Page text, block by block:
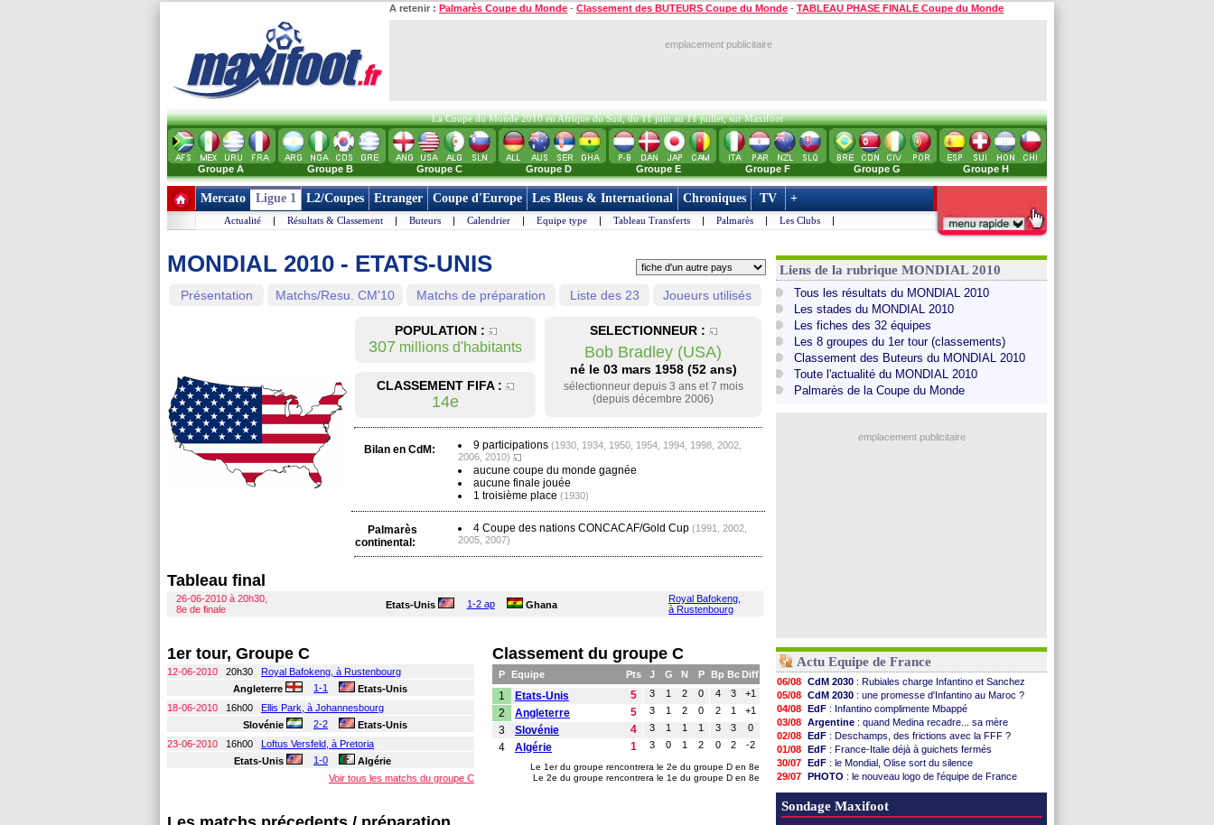
A retenir : Palmarès Coupe du Monde - Classement des BUTEURS Coupe du Monde - TABLEAU PHASE FINALE Coupe du Monde
emplacement publicitaire
La Coupe du Monde 2010 en Afrique du Sud, du 11 juin au 11 juillet, sur Maxifoot
Groupe A Groupe B Groupe C Groupe D Groupe E Groupe F Groupe G Groupe H
Mercato Ligue 1 L2/Coupes Etranger Coupe d'Europe Les Bleus & International Chroniques TV +
Actualité | Résultats & Classement | Buteurs | Calendrier | Equipe type | Tableau Transferts | Palmarès | Les Clubs |
MONDIAL 2010 - ETATS-UNIS
Présentation Matchs/Resu. CM'10 Matchs de préparation Liste des 23 Joueurs utilisés
POPULATION :
307 millions d'habitants
CLASSEMENT FIFA :
14e
SELECTIONNEUR :
Bob Bradley (USA)
né le 03 mars 1958 (52 ans)
sélectionneur depuis 3 ans et 7 mois
(depuis décembre 2006)
Bilan en CdM: 9 participations (1930, 1934, 1950, 1954, 1994, 1998, 2002,
2006, 2010)
aucune coupe du monde gagnée
aucune finale jouée
1 troisième place (1930)
Palmarès
continental:
4 Coupe des nations CONCACAF/Gold Cup (1991, 2002,
2005, 2007)
Tableau final
26-06-2010 à 20h30,
8e de finale
Etats-Unis 1-2 ap Ghana
Royal Bafokeng,
à Rustenbourg
1er tour, Groupe C
12-06-2010 20h30 Royal Bafokeng, à Rustenbourg
Angleterre
1-1
Etats-Unis
18-06-2010 16h00 Ellis Park, à Johannesbourg
Slovénie
2-2
Etats-Unis
23-06-2010 16h00 Loftus Versfeld, à Pretoria
Etats-Unis
1-0
Algérie
Voir tous les matchs du groupe C
Classement du groupe C
P Equipe Pts J G N P Bp Bc Diff
1 Etats-Unis 5 3 1 2 0 4 3 +1
2 Angleterre 5 3 1 2 0 2 1 +1
3 Slovénie 4 3 1 1 1 3 3 0
4 Algérie 1 3 0 1 2 0 2 -2
Le 1er du groupe rencontrera le 2e du groupe D en 8e
Le 2e du groupe rencontrera le 1e du groupe D en 8e
Liens de la rubrique MONDIAL 2010
Tous les résultats du MONDIAL 2010
Les stades du MONDIAL 2010
Les fiches des 32 équipes
Les 8 groupes du 1er tour (classements)
Classement des Buteurs du MONDIAL 2010
Toute l'actualité du MONDIAL 2010
Palmarès de la Coupe du Monde
emplacement publicitaire
Actu Equipe de France
06/08 CdM 2030 : Rubiales charge Infantino et Sanchez
05/08 CdM 2030 : une promesse d'Infantino au Maroc ?
04/08 EdF : Infantino complimente Mbappé
03/08 Argentine : quand Medina recadre... sa mère
02/08 EdF : Deschamps, des frictions avec la FFF ?
01/08 EdF : France-Italie déjà à guichets fermés
30/07 EdF : le Mondial, Olise sort du silence
29/07 PHOTO : le nouveau logo de l'équipe de France
29/07 EdF: Zidane et l'argent, les mots de Diallo
29/07 EdF: Zidane pense déjà à un retour de Mendy
Sondage Maxifoot